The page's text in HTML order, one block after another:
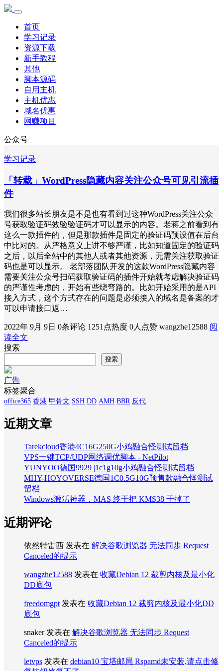
首页
学习记录
资源下载
新手教程
其他
脚本源码
自用主机
主机优惠
域名优惠
网赚项目
公众号
学习记录
「转载」WordPress隐藏内容关注公众号可见引流插
件
我们很多站长朋友是不是也有看到过这种WordPress关注公众
号获取验证码效验验证码才可以显示的内容。老蒋之前看到有
这么一款插件的，但是那款插件是固定的验证码预设值在后台
中比对的。从严格意义上讲不够严谨，比如知道固定的验证码
之后，以后全站中的其他人或者其他资源，无需关注获取验证
码也是可以显示。 老部落团队开发的这款WordPress隐藏内容
需要关注公众号扫码获取验证码的插件开始就考虑解决验证码
的严谨性考虑的，开始有些绕弯路的。比如开始采用的是API
接入方式，这个方式存在的问题是必须接入的域名是备案的才
可以申请接口返…
2022年 9月 9日 0条评论 1251点热度 0人点赞 wangzhe12588 阅
读全文
搜索
搜索
广告
标签聚合
office365 香港 甲骨文 SSH DD AMH BBR 反代
近期文章
Tarekcloud香港4C16G250G小鸡融合怪测试留档
VPS一键TCP/UDP网络调优脚本 - NetPilot
YUNYOO德国9929 |1c1g10g小鸡融合怪测试留档
MHY-HOYOVERSE德国1C0.5G10G预售款融合怪测试
留档
Windows激活神器，MAS 终于把 KMS38 干掉了
近期评论
依然特雷西 发表在 解决谷歌浏览器 无法同步 Request
Canceled的提示
wangzhe12588 发表在 收藏Debian 12 裁剪内核及最小化
DD底包
freedomgpt 发表在 收藏Debian 12 裁剪内核及最小化DD
底包
snaker发表在 解决谷歌浏览器 无法同步 Request
Canceled的提示
letvps 发表在 debian10 宝塔邮局 Rspamd未安装,请点击修